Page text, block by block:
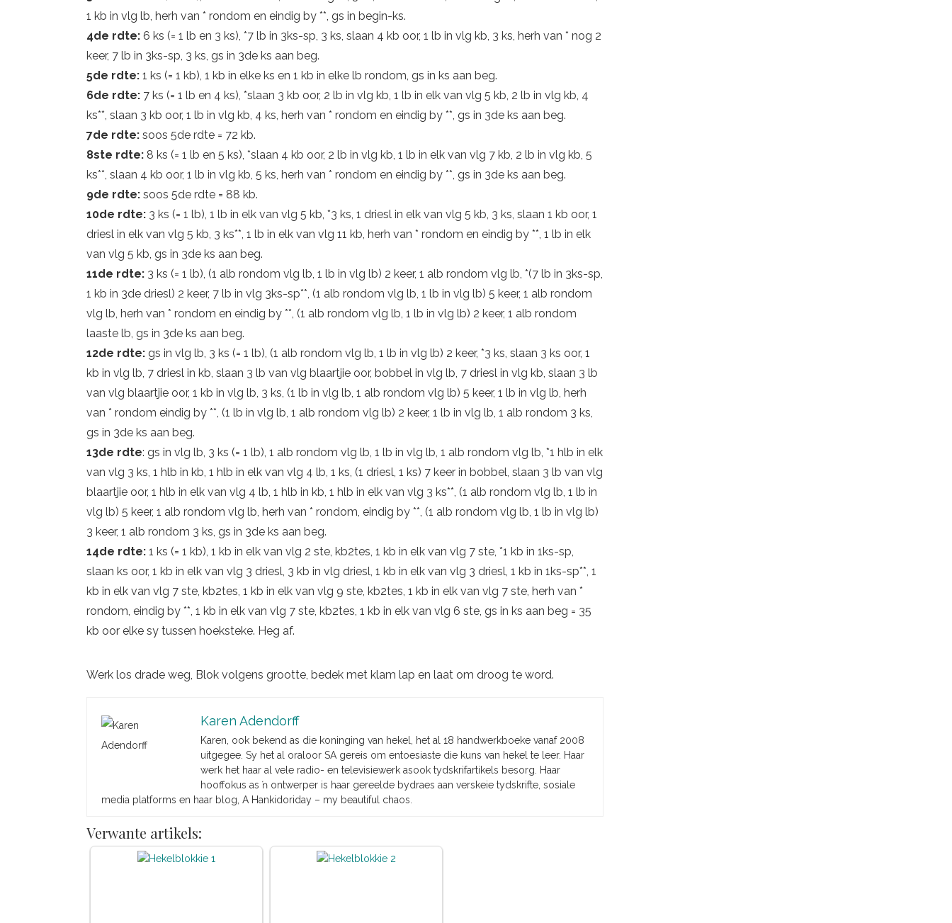
1 kb in vlg lb, herh van * rondom en eindig by **, gs in begin-ks.
4de rdte: 6 ks (= 1 lb en 3 ks), *7 lb in 3ks-sp, 3 ks, slaan 4 kb oor, 1 lb in vlg kb, 3 ks, herh van * nog 2
keer, 7 lb in 3ks-sp, 3 ks, gs in 3de ks aan beg.
5de rdte: 1 ks (= 1 kb), 1 kb in elke ks en 1 kb in elke lb rondom, gs in ks aan beg.
6de rdte: 7 ks (= 1 lb en 4 ks), *slaan 3 kb oor, 2 lb in vlg kb, 1 lb in elk van vlg 5 kb, 2 lb in vlg kb, 4
ks**, slaan 3 kb oor, 1 lb in vlg kb, 4 ks, herh van * rondom en eindig by **, gs in 3de ks aan beg.
7de rdte: soos 5de rdte = 72 kb.
8ste rdte: 8 ks (= 1 lb en 5 ks), *slaan 4 kb oor, 2 lb in vlg kb, 1 lb in elk van vlg 7 kb, 2 lb in vlg kb, 5
ks**, slaan 4 kb oor, 1 lb in vlg kb, 5 ks, herh van * rondom en eindig by **, gs in 3de ks aan beg.
9de rdte: soos 5de rdte = 88 kb.
10de rdte: 3 ks (= 1 lb), 1 lb in elk van vlg 5 kb, *3 ks, 1 driesl in elk van vlg 5 kb, 3 ks, slaan 1 kb oor, 1
driesl in elk van vlg 5 kb, 3 ks**, 1 lb in elk van vlg 11 kb, herh van * rondom en eindig by **, 1 lb in elk
van vlg 5 kb, gs in 3de ks aan beg.
11de rdte: 3 ks (= 1 lb), (1 alb rondom vlg lb, 1 lb in vlg lb) 2 keer, 1 alb rondom vlg lb, *(7 lb in 3ks-sp,
1 kb in 3de driesl) 2 keer, 7 lb in vlg 3ks-sp**, (1 alb rondom vlg lb, 1 lb in vlg lb) 5 keer, 1 alb rondom
vlg lb, herh van * rondom en eindig by **, (1 alb rondom vlg lb, 1 lb in vlg lb) 2 keer, 1 alb rondom
laaste lb, gs in 3de ks aan beg.
12de rdte: gs in vlg lb, 3 ks (= 1 lb), (1 alb rondom vlg lb, 1 lb in vlg lb) 2 keer, *3 ks, slaan 3 ks oor, 1
kb in vlg lb, 7 driesl in kb, slaan 3 lb van vlg blaartjie oor, bobbel in vlg lb, 7 driesl in vlg kb, slaan 3 lb
van vlg blaartjie oor, 1 kb in vlg lb, 3 ks, (1 lb in vlg lb, 1 alb rondom vlg lb) 5 keer, 1 lb in vlg lb, herh
van * rondom eindig by **, (1 lb in vlg lb, 1 alb rondom vlg lb) 2 keer, 1 lb in vlg lb, 1 alb rondom 3 ks,
gs in 3de ks aan beg.
13de rdte: gs in vlg lb, 3 ks (= 1 lb), 1 alb rondom vlg lb, 1 lb in vlg lb, 1 alb rondom vlg lb, *1 hlb in elk
van vlg 3 ks, 1 hlb in kb, 1 hlb in elk van vlg 4 lb, 1 ks, (1 driesl, 1 ks) 7 keer in bobbel, slaan 3 lb van vlg
blaartjie oor, 1 hlb in elk van vlg 4 lb, 1 hlb in kb, 1 hlb in elk van vlg 3 ks**, (1 alb rondom vlg lb, 1 lb in
vlg lb) 5 keer, 1 alb rondom vlg lb, herh van * rondom, eindig by **, (1 alb rondom vlg lb, 1 lb in vlg lb)
3 keer, 1 alb rondom 3 ks, gs in 3de ks aan beg.
14de rdte: 1 ks (= 1 kb), 1 kb in elk van vlg 2 ste, kb2tes, 1 kb in elk van vlg 7 ste, *1 kb in 1ks-sp,
slaan ks oor, 1 kb in elk van vlg 3 driesl, 3 kb in vlg driesl, 1 kb in elk van vlg 3 driesl, 1 kb in 1ks-sp**, 1
kb in elk van vlg 7 ste, kb2tes, 1 kb in elk van vlg 9 ste, kb2tes, 1 kb in elk van vlg 7 ste, herh van *
rondom, eindig by **, 1 kb in elk van vlg 7 ste, kb2tes, 1 kb in elk van vlg 6 ste, gs in ks aan beg = 35
kb oor elke sy tussen hoeksteke. Heg af.
Werk los drade weg, Blok volgens grootte, bedek met klam lap en laat om droog te word.
Karen Adendorff
Karen, ook bekend as die koninging van hekel, het al 18 handwerkboeke vanaf 2008
uitgegee. Sy het al oraloor SA gereis om entoesiaste die kuns van hekel te leer. Haar
werk het haar al vele radio- en televisiewerk asook tydskrifartikels besorg. Haar
hooffokus as ŉ ontwerper is haar gereelde bydraes aan verskeie tydskrifte, sosiale
media platforms en haar blog, A Hankidoriday – my beautiful chaos.
Verwante artikels: